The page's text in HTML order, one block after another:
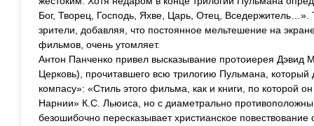
Бог, Творец, Господь, Яхве, Царь, Отец, Вседержитель…».
зрители, добавляя, что постоянное мельтешение на
фильмов, очень утомляет.
Антон Панченко привел высказывание протоиерея Дэвид
Церковь), прочитавшего всю трилогию Пульмана, который
компасу»: «Стиль этого фильма, как и книги, по которой
Нарнии» К.С. Льюиса, но с диаметрально
безошибочно пересказывает христианское